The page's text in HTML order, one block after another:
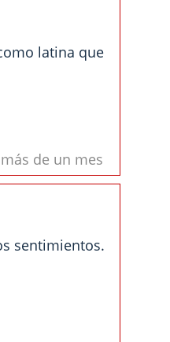
latina que
de un mes
sentimientos.